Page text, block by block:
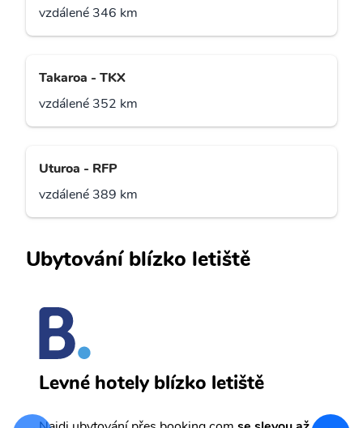
vzdálené 346 km
Takaroa - TKX
vzdálené 352 km
Uturoa - RFP
vzdálené 389 km
Ubytování blízko letiště
Levné hotely blízko letiště